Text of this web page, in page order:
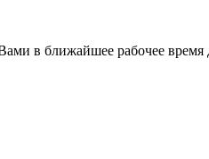
в ближайшее рабочее